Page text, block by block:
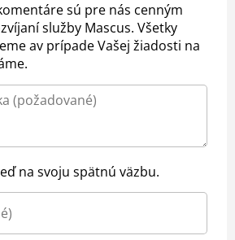
sú pre nás cenným
služby Mascus. Všetky
av prípade Vašej žiadosti na
na svoju spätnú väzbu.